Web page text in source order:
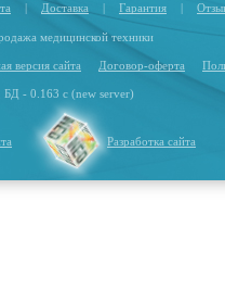
| Доставка | Гарантия |
медицинской техники
версия сайта Договор-оферта
БД - 0.163 с (new server)
Разработка сайта